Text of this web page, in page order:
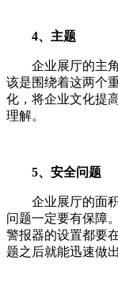
4、主题
企业展厅的主角
该是围绕着这两个
化，将企业文化提
理解。
5、安全问题
企业展厅的面积
问题一定要有保障
警报器的设置都要
题之后就能迅速做